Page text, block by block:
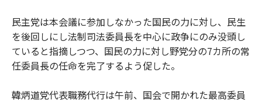
民主党は本会議に参加しなかった国民の力に対し、民生
を後回しにし法制司法委員長を中心に政争にのみ没頭し
ていると指摘しつつ、国民の力に対し野党分の7カ所の常
任委員長の任命を完了するよう促した。
韓炳道党代表職務代行は午前、国会で開かれた最高委員